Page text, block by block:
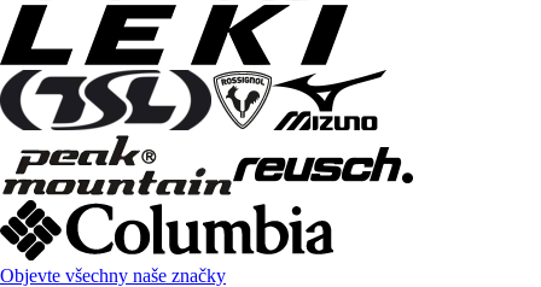
Objevte všechny naše značky